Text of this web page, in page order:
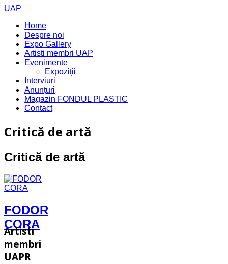
UAP
Home
Despre noi
Expo Gallery
Artisti membri UAP
Evenimente
Expoziţii
Interviuri
Anunțuri
Magazin FONDUL PLASTIC
Contact
Critică de artă
Critică de artă
FODOR
CORA
Artisti
membri
UAPR